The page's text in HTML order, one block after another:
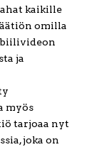
kaikille
omilla
ja
myös
tarjoaa nyt
joka on